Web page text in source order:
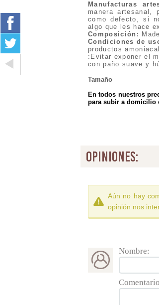
Manufacturas
manera artesanal,
como defecto, si
algo que les hace
Composición:
Condiciones de
productos
:Evitar exponer el
con paño suave y
Tamaño
En todos nuestros
para subir a domicilio
opiniones:
Aún no hay
opinión nos
Nombre: